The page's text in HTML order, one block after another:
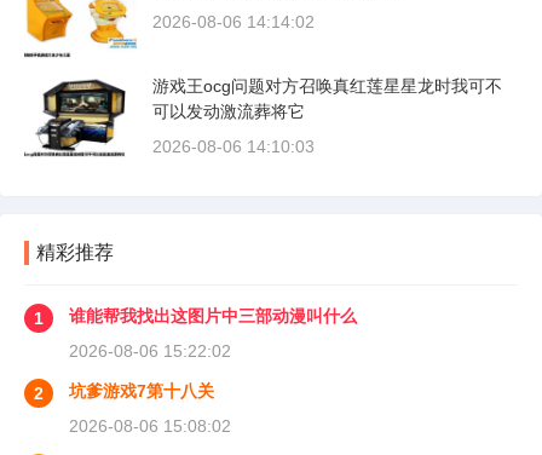
2026-08-06 14:14:02
游戏王ocg问题对方召唤真红莲星星龙时我可不
可以发动激流葬将它
2026-08-06 14:10:03
精彩推荐
1
谁能帮我找出这图片中三部动漫叫什么
2026-08-06 15:22:02
2
坑爹游戏7第十八关
2026-08-06 15:08:02